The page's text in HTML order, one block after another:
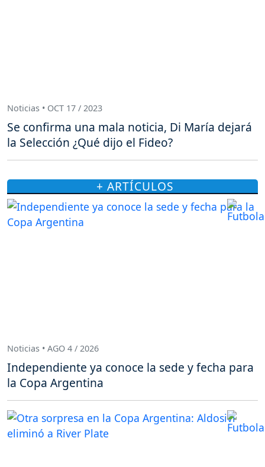
Noticias • OCT 17 / 2023
Se confirma una mala noticia, Di María dejará
la Selección ¿Qué dijo el Fideo?
+ ARTÍCULOS
Noticias • AGO 4 / 2026
Independiente ya conoce la sede y fecha para
la Copa Argentina